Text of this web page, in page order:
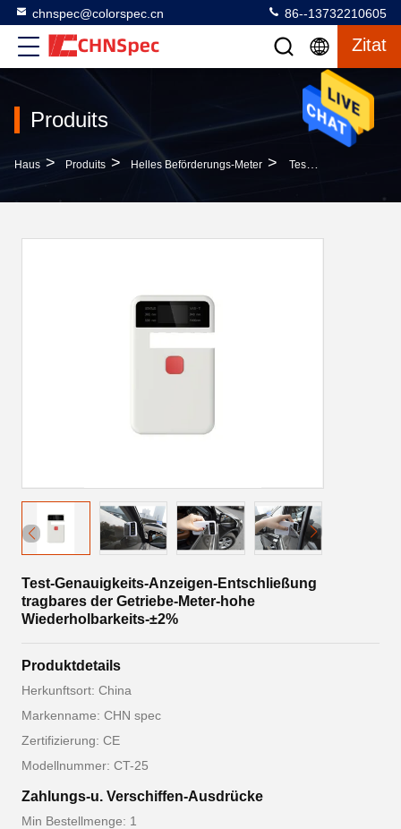
chnspec@colorspec.cn 86--13732210605
Zitat
Produits
Haus > Produits > Helles Beförderungs-Meter > Test-Genauigkeits-Anzeigen-Entschließung Tragbares Der Getriebe-Meter-Hohe Wiederholbarkeits-±2%
Test-Genauigkeits-Anzeigen-Entschließung
tragbares der Getriebe-Meter-hohe
Wiederholbarkeits-±2%
Produktdetails
Herkunftsort: China
Markenname: CHN spec
Zertifizierung: CE
Modellnummer: CT-25
Zahlungs-u. Verschiffen-Ausdrücke
Min Bestellmenge: 1